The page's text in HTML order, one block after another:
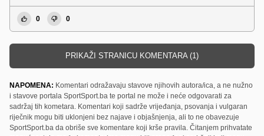
0 0
PRIKAŽI STRANICU KOMENTARA (1)
NAPOMENA: Komentari odražavaju stavove njihovih autora/ica, a ne nužno
i stavove portala SportSport.ba te portal ne može i neće odgovarati za
sadržaj tih kometara. Komentari koji sadrže vrijeđanja, psovanja i vulgaran
riječnik mogu biti uklonjeni bez najave i objašnjenja, ali to ne obavezuje
SportSport.ba da obriše sve komentare koji krše pravila. Čitanjem prihvatate